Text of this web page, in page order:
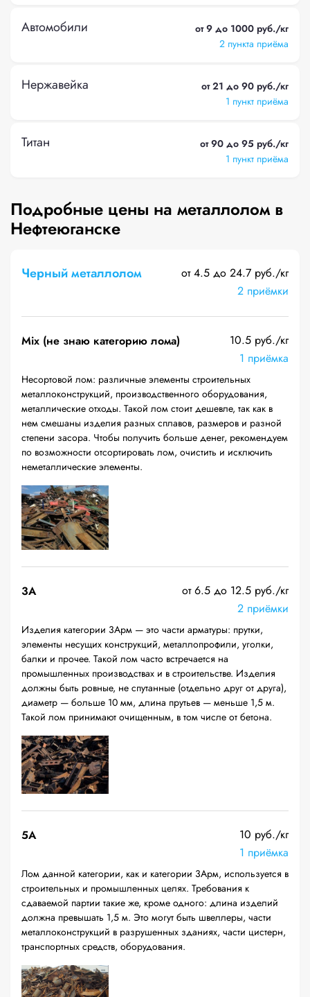
Автомобили
от 9 до 1000 руб./кг
2 пункта приёма
Нержавейка
от 21 до 90 руб./кг
1 пункт приёма
Титан
от 90 до 95 руб./кг
1 пункт приёма
Подробные цены на металлолом в
Нефтеюганске
Черный металлолом
от 4.5 до 24.7 руб./кг
2 приёмки
Mix (не знаю категорию лома)
10.5 руб./кг
1 приёмка
Несортовой лом: различные элементы строительных
металлоконструкций, производственного оборудования,
металлические отходы. Такой лом стоит дешевле, так как в
нем смешаны изделия разных сплавов, размеров и разной
степени засора. Чтобы получить больше денег, рекомендуем
по возможности отсортировать лом, очистить и исключить
неметаллические элементы.
3А
от 6.5 до 12.5 руб./кг
2 приёмки
Изделия категории 3Арм — это части арматуры: прутки,
элементы несущих конструкций, металлопрофили, уголки,
балки и прочее. Такой лом часто встречается на
промышленных производствах и в строительстве. Изделия
должны быть ровные, не спутанные (отдельно друг от друга),
диаметр — больше 10 мм, длина прутьев — меньше 1,5 м.
Такой лом принимают очищенным, в том числе от бетона.
5А
10 руб./кг
1 приёмка
Лом данной категории, как и категории 3Арм, используется в
строительных и промышленных целях. Требования к
сдаваемой партии такие же, кроме одного: длина изделий
должна превышать 1,5 м. Это могут быть швеллеры, части
металлоконструкций в разрушенных зданиях, части цистерн,
транспортных средств, оборудования.